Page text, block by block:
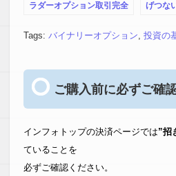
ラダーオプション取引完全
げつな
Tags: バイナリーオプション, 投資の
ご購入前に必ずご確
インフォトップの決済ページでは”招
ていることを
必ずご確認ください。